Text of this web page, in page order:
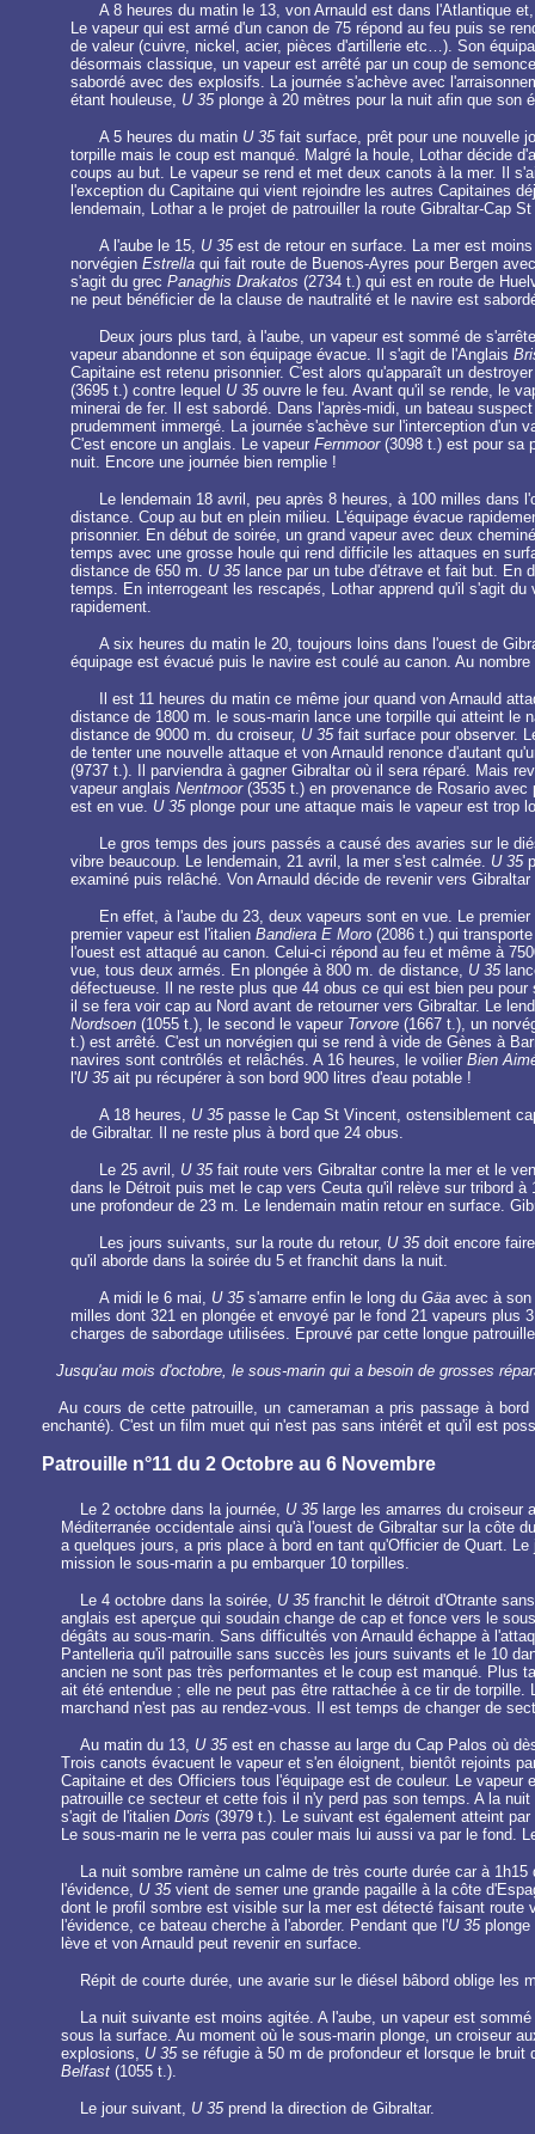
A 8 heures du matin le 13, von Arnauld est dans l'Atlantique
Le vapeur qui est armé d'un canon de 75 répond au feu puis se
de valeur (cuivre, nickel, acier, pièces d'artillerie etc…). Son
désormais classique, un vapeur est arrêté par un coup de
sabordé avec des explosifs. La journée s'achève avec
étant houleuse, U 35plonge à 20 mètres pour la nuit afin que son
A 5 heures du matin U 35fait surface, prêt pour une nouvelle
torpille mais le coup est manqué. Malgré la houle, Lothar décide
coups au but. Le vapeur se rend et met deux canots à la mer. Il
l'exception du Capitaine qui vient rejoindre les autres Capitaines
lendemain, Lothar a le projet de patrouiller la route Gibraltar-Cap
A l'aube le 15, U 35est de retour en surface. La mer est
norvégien Estrellaqui fait route de Buenos-Ayres pour Bergen
s'agit du grec Panaghis Drakatos (2734 t.) qui est en route de
ne peut bénéficier de la clause de nautralité et le navire est
Deux jours plus tard, à l'aube, un vapeur est sommé de
vapeur abandonne et son équipage évacue. Il s'agit de l'Anglais
Capitaine est retenu prisonnier. C'est alors qu'apparaît un
(3695 t.) contre lequel U 35ouvre le feu. Avant qu'il se rende, le
minerai de fer. Il est sabordé. Dans l'après-midi, un bateau
prudemment immergé. La journée s'achève sur l'interception d'un
C'est encore un anglais. Le vapeur Fernmoor(3098 t.) est pour sa
nuit. Encore une journée bien remplie !
Le lendemain 18 avril, peu après 8 heures, à 100 milles dans
distance. Coup au but en plein milieu. L'équipage évacue
prisonnier. En début de soirée, un grand vapeur avec deux
temps avec une grosse houle qui rend difficile les attaques en
distance de 650 m. U 35lance par un tube d'étrave et fait but. En
temps. En interrogeant les rescapés, Lothar apprend qu'il s'agit du
rapidement.
A six heures du matin le 20, toujours loins dans l'ouest de
équipage est évacué puis le navire est coulé au canon. Au
Il est 11 heures du matin ce même jour quand von Arnauld
distance de 1800 m. le sous-marin lance une torpille qui atteint le
distance de 9000 m. du croiseur, U 35fait surface pour observer.
de tenter une nouvelle attaque et von Arnauld renonce d'autant
(9737 t.). Il parviendra à gagner Gibraltar où il sera réparé. Mais
vapeur anglais Nentmoor(3535 t.) en provenance de Rosario
est en vue. U 35plonge pour une attaque mais le vapeur est trop
Le gros temps des jours passés a causé des avaries sur le
vibre beaucoup. Le lendemain, 21 avril, la mer s'est calmée. U 35
examiné puis relâché. Von Arnauld décide de revenir vers
En effet, à l'aube du 23, deux vapeurs sont en vue. Le
premier vapeur est l'italien Bandiera E Moro(2086 t.) qui
l'ouest est attaqué au canon. Celui-ci répond au feu et même à
vue, tous deux armés. En plongée à 800 m. de distance, U 35
défectueuse. Il ne reste plus que 44 obus ce qui est bien peu
il se fera voir cap au Nord avant de retourner vers Gibraltar. Le
Nordsoen(1055 t.), le second le vapeur Torvore(1667 t.), un
t.) est arrêté. C'est un norvégien qui se rend à vide de Gènes à
navires sont contrôlés et relâchés. A 16 heures, le voilier Bien
l'U 35ait pu récupérer à son bord 900 litres d'eau potable !
A 18 heures, U 35passe le Cap St Vincent, ostensiblement
de Gibraltar. Il ne reste plus à bord que 24 obus.
Le 25 avril, U 35fait route vers Gibraltar contre la mer et le
dans le Détroit puis met le cap vers Ceuta qu'il relève sur tribord
une profondeur de 23 m. Le lendemain matin retour en surface.
Les jours suivants, sur la route du retour, U 35doit encore
qu'il aborde dans la soirée du 5 et franchit dans la nuit.
A midi le 6 mai, U 35s'amarre enfin le long du Gäaavec à son
milles dont 321 en plongée et envoyé par le fond 21 vapeurs
charges de sabordage utilisées. Eprouvé par cette longue
Jusqu'au mois d'octobre, le sous-marin qui a besoin de grosses
Au cours de cette patrouille, un cameraman a pris passage à
enchanté). C'est un film muet qui n'est pas sans intérêt et qu'il est
Patrouille n°11 du 2 Octobre au 6 Novembre
Le 2 octobre dans la journée, U 35large les amarres du croiseur
Méditerranée occidentale ainsi qu'à l'ouest de Gibraltar sur la côte
a quelques jours, a pris place à bord en tant qu'Officier de Quart.
mission le sous-marin a pu embarquer 10 torpilles.
Le 4 octobre dans la soirée, U 35franchit le détroit d'Otrante
anglais est aperçue qui soudain change de cap et fonce vers le
dégâts au sous-marin. Sans difficultés von Arnauld échappe à
Pantelleria qu'il patrouille sans succès les jours suivants et le 10
ancien ne sont pas très performantes et le coup est manqué. Plus
ait été entendue ; elle ne peut pas être rattachée à ce tir de
marchand n'est pas au rendez-vous. Il est temps de changer de
Au matin du 13, U 35est en chasse au large du Cap Palos où
Trois canots évacuent le vapeur et s'en éloignent, bientôt rejoints
Capitaine et des Officiers tous l'équipage est de couleur. Le
patrouille ce secteur et cette fois il n'y perd pas son temps. A la
s'agit de l'italien Doris (3979 t.). Le suivant est également atteint
Le sous-marin ne le verra pas couler mais lui aussi va par le fond.
La nuit sombre ramène un calme de très courte durée car à
l'évidence, U 35vient de semer une grande pagaille à la côte
dont le profil sombre est visible sur la mer est détecté faisant
l'évidence, ce bateau cherche à l'aborder. Pendant que l'U 35plonge
lève et von Arnauld peut revenir en surface.
Répit de courte durée, une avarie sur le diésel bâbord oblige les
La nuit suivante est moins agitée. A l'aube, un vapeur est
sous la surface. Au moment où le sous-marin plonge, un croiseur
explosions, U 35se réfugie à 50 m de profondeur et lorsque le
Belfast(1055 t.).
Le jour suivant, U 35prend la direction de Gibraltar.